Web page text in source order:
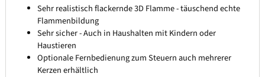
Sehr realistisch flackernde 3D Flamme - täuschend echte
Flammenbildung
Sehr sicher - Auch in Haushalten mit Kindern oder
Haustieren
Optionale Fernbedienung zum Steuern auch mehrerer
Kerzen erhältlich